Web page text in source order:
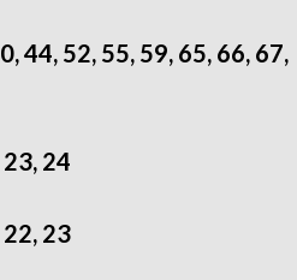
44, 52, 55, 59, 65, 66, 67,
24
22, 23